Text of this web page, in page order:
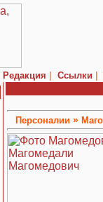
Редакция | Ссылки |
Персоналии »